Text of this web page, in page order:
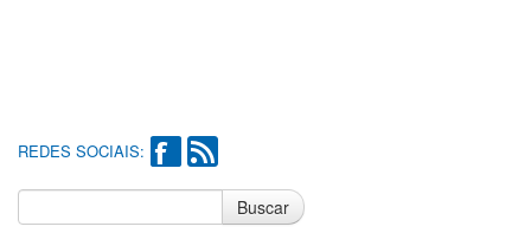
REDES SOCIAIS:
Buscar